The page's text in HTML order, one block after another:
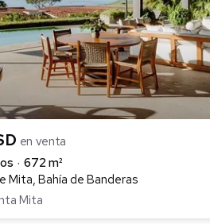
en venta
672 m²
Mita, Bahía de Banderas
Mita